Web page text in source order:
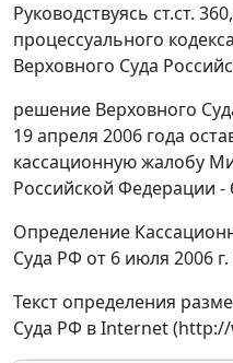
Руководствуясь ст.ст.
процессуального
Верховного Суда
решение Верховного
19 апреля 2006 года
кассационную жалобу
Российской Федерации -
Определение
Суда РФ от 6 июля 2006
Текст определения
Суда РФ в Internet